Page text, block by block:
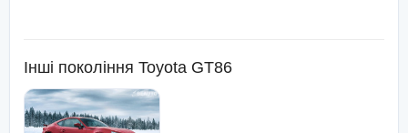
Інші покоління Toyota GT86